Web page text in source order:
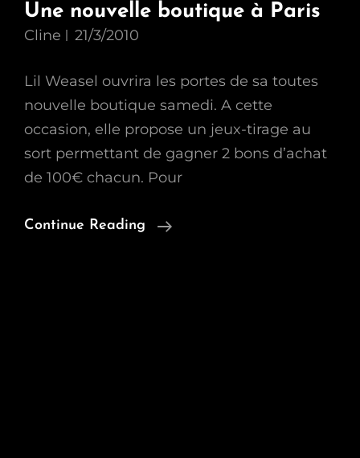
Une nouvelle boutique à Paris
Cline 21/3/2010
Lil Weasel ouvrira les portes de sa toutes
nouvelle boutique samedi. A cette
occasion, elle propose un jeux-tirage au
sort permettant de gagner 2 bons d’achat
de 100€ chacun. Pour
Continue Reading
Une